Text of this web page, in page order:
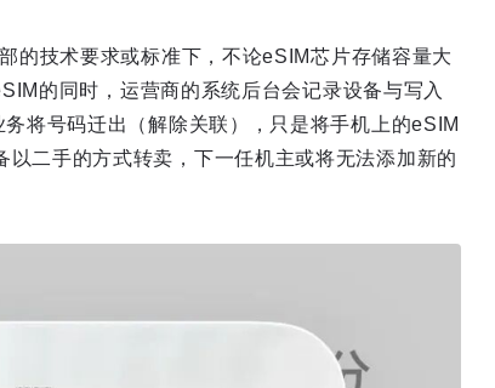
的技术要求或标准下，不论eSIM芯片存储容量大
的同时，运营商的系统后台会记录设备与写入
将号码迁出（解除关联），只是将手机上的eSIM
二手的方式转卖，下一任机主或将无法添加新的